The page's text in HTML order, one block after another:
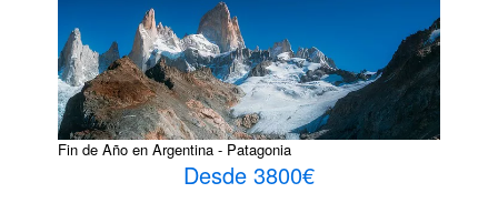
Fin de Año en Argentina - Patagonia
Desde 3800€